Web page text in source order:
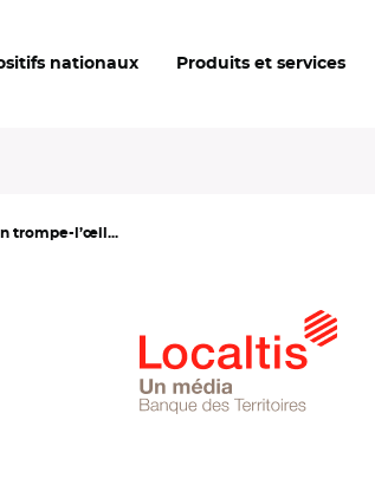
nationaux Produits et services
trompe-l’œil...